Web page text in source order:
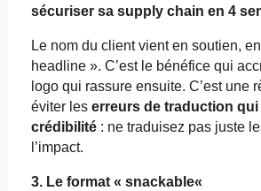
sécuriser sa supply chain en 4
Le nom du client vient en soutien,
headline ». C’est le bénéfice qui
logo qui rassure ensuite. C’est une
éviter les erreurs de traduction
crédibilité: ne traduisez pas juste
l’impact.
3. Le format « snackable«